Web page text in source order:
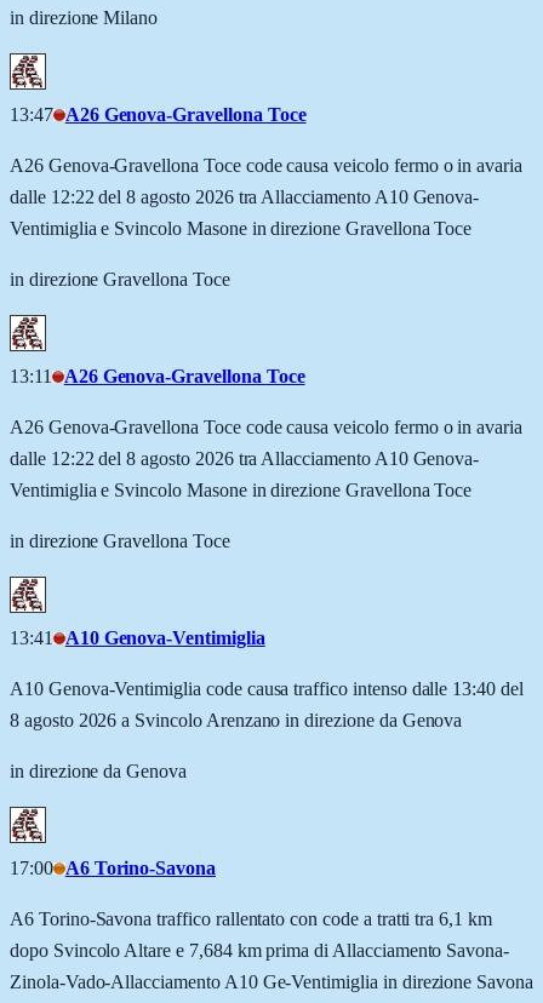
in direzione Milano
13:47 A26 Genova-Gravellona Toce
A26 Genova-Gravellona Toce code causa veicolo fermo o in avaria
dalle 12:22 del 8 agosto 2026 tra Allacciamento A10 Genova-
Ventimiglia e Svincolo Masone in direzione Gravellona Toce
in direzione Gravellona Toce
13:11 A26 Genova-Gravellona Toce
A26 Genova-Gravellona Toce code causa veicolo fermo o in avaria
dalle 12:22 del 8 agosto 2026 tra Allacciamento A10 Genova-
Ventimiglia e Svincolo Masone in direzione Gravellona Toce
in direzione Gravellona Toce
13:41 A10 Genova-Ventimiglia
A10 Genova-Ventimiglia code causa traffico intenso dalle 13:40 del
8 agosto 2026 a Svincolo Arenzano in direzione da Genova
in direzione da Genova
17:00 A6 Torino-Savona
A6 Torino-Savona traffico rallentato con code a tratti tra 6,1 km
dopo Svincolo Altare e 7,684 km prima di Allacciamento Savona-
Zinola-Vado-Allacciamento A10 Ge-Ventimiglia in direzione Savona